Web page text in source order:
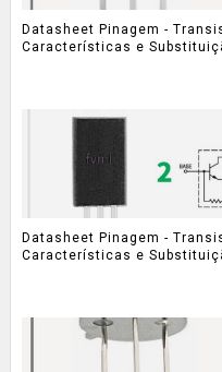
Datasheet Pinagem -
Características e
Datasheet Pinagem -
Características e